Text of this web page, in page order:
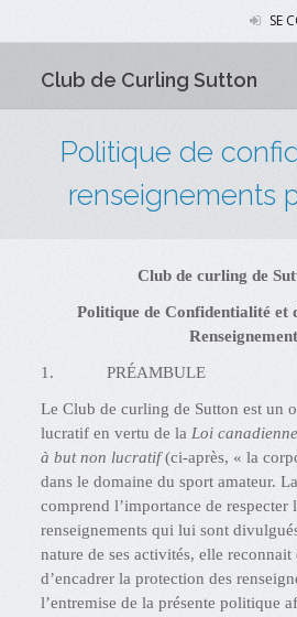
SE
Club de Curling Sutton
Politique de
renseignements
Club de curling de
Politique de Confidentialité et
1. PRÉAMBULE
Le Club de curling de Sutton est un
lucratif en vertu de laLoi
à but non lucratif(ci-après, « la
dans le domaine du sport amateur.
comprend l’importance de
renseignements qui lui sont
nature de ses activités, elle
d’encadrer la protection des
l’entremise de la présente politique